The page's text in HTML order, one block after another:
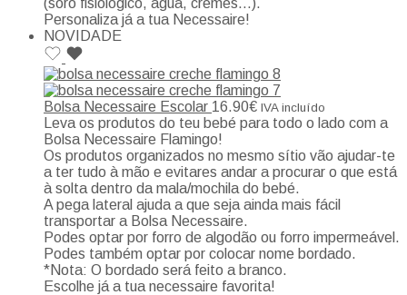
Personaliza já a tua Necessaire!
NOVIDADE
Bolsa Necessaire Escolar 16.90€ IVA incluído
Leva os produtos do teu bebé para todo o lado com a
Bolsa Necessaire Flamingo!
Os produtos organizados no mesmo sítio vão ajudar-te
a ter tudo à mão e evitares andar a procurar o que está
à solta dentro da mala/mochila do bebé.
A pega lateral ajuda a que seja ainda mais fácil
transportar a Bolsa Necessaire.
Podes optar por forro de algodão ou forro impermeável.
Podes também optar por colocar nome bordado.
*Nota: O bordado será feito a branco.
Escolhe já a tua necessaire favorita!